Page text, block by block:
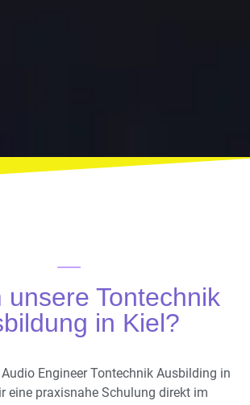
unsere Tontechnik
in Kiel?
Engineer Tontechnik Ausbilding in
eine praxisnahe Schulung direkt im